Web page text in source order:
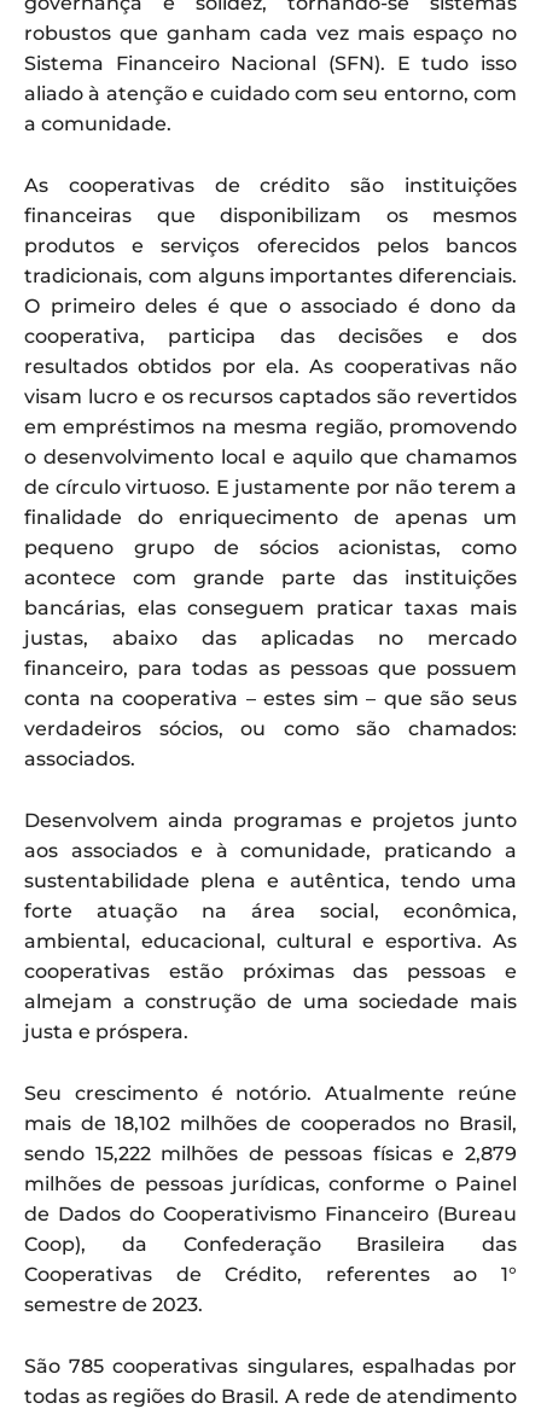
robustos que ganham cada vez mais espaço no
Sistema Financeiro Nacional (SFN). E tudo isso
aliado à atenção e cuidado com seu entorno, com
a comunidade.
As cooperativas de crédito são instituições
financeiras que disponibilizam os mesmos
produtos e serviços oferecidos pelos bancos
tradicionais, com alguns importantes diferenciais.
O primeiro deles é que o associado é dono da
cooperativa, participa das decisões e dos
resultados obtidos por ela. As cooperativas não
visam lucro e os recursos captados são revertidos
em empréstimos na mesma região, promovendo
o desenvolvimento local e aquilo que chamamos
de círculo virtuoso. E justamente por não terem a
finalidade do enriquecimento de apenas um
pequeno grupo de sócios acionistas, como
acontece com grande parte das instituições
bancárias, elas conseguem praticar taxas mais
justas, abaixo das aplicadas no mercado
financeiro, para todas as pessoas que possuem
conta na cooperativa – estes sim – que são seus
verdadeiros sócios, ou como são chamados:
associados.
Desenvolvem ainda programas e projetos junto
aos associados e à comunidade, praticando a
sustentabilidade plena e autêntica, tendo uma
forte atuação na área social, econômica,
ambiental, educacional, cultural e esportiva. As
cooperativas estão próximas das pessoas e
almejam a construção de uma sociedade mais
justa e próspera.
Seu crescimento é notório. Atualmente reúne
mais de 18,102 milhões de cooperados no Brasil,
sendo 15,222 milhões de pessoas físicas e 2,879
milhões de pessoas jurídicas, conforme o Painel
de Dados do Cooperativismo Financeiro (Bureau
Coop), da Confederação Brasileira das
Cooperativas de Crédito, referentes ao 1°
semestre de 2023.
São 785 cooperativas singulares, espalhadas por
todas as regiões do Brasil. A rede de atendimento